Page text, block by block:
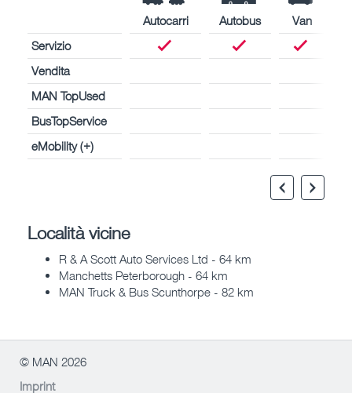
Autocarri Autobus
Van
Servizio
Vendita
MAN TopUsed
BusTopService
eMobility (+)
Località vicine
R & A Scott Auto Services Ltd - 64 km
Manchetts Peterborough - 64 km
MAN Truck & Bus Scunthorpe - 82 km
© MAN 2026
Imprint